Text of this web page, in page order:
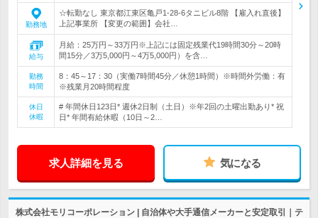
勤務地
☆転勤なし 東京都江東区亀戸1-28-6タニビル8階 【雇入れ直後】
上記事業所 【変更の範囲】会社…
給与
月給：25万円～33万円※上記には固定残業代19時間30分～20時
間15分／3万5,000円～4万5,000円）を含…
勤務
時間
8：45～17：30（実働7時間45分／休憩1時間）※時間外労働：有
※残業月20時間程度
休日
休暇
# 年間休日123日* 週休2日制（土日）※年2回の土曜出勤あり* 祝
日* 年間有給休暇（10日～2…
求人詳細を見る 気になる
株式会社モリコーポレーション | 自治体や大手通信メーカーと安定取引｜テ